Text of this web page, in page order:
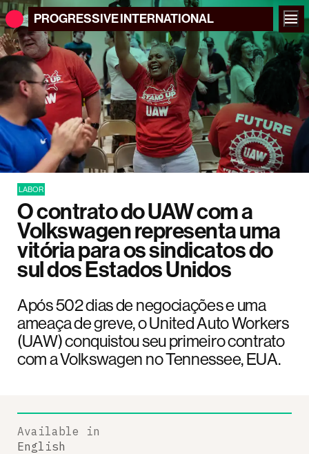
PROGRESSIVEINTERNATIONAL
LABOR
O contrato do UAW com a
Volkswagen representa uma
vitória para os sindicatos do
sul dos Estados Unidos
Após 502 dias de negociações e uma
ameaça de greve, o United Auto Workers
(UAW) conquistou seu primeiro contrato
com a Volkswagen no Tennessee, EUA.
Available in
English